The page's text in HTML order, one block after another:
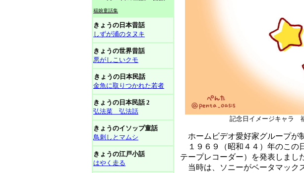
福娘童話集
きょうの日本昔話
しずが浦のタヌキ
きょうの世界昔話
悪がしこいクモ
きょうの日本民話
金魚に取りつかれた若者
きょうの日本民話 2
弘法菜 弘法話
きょうのイソップ童話
鳥刺しとマムシ
きょうの江戸小話
はやく走る
記念日イメージキャラ
ホームビデオ愛好家グループが
１９６９（昭和４４）年のこの
テープレコーダー）を発表しまし
当時は、ソニーがベータマック